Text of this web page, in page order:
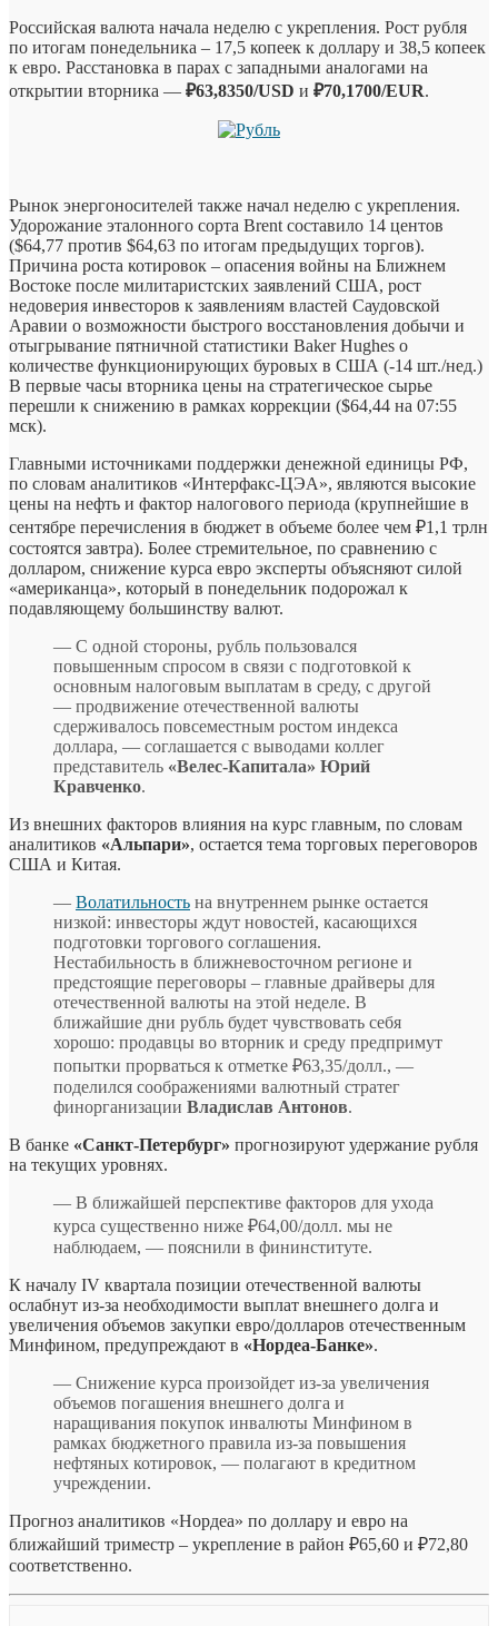
Российская валюта начала неделю с укрепления. Рост рубля
по итогам понедельника – 17,5 копеек к доллару и 38,5 копеек
к евро. Расстановка в парах с западными аналогами на
открытии вторника — ₽63,8350/USD и ₽70,1700/EUR.
Рынок энергоносителей также начал неделю с укрепления.
Удорожание эталонного сорта Brent составило 14 центов
($64,77 против $64,63 по итогам предыдущих торгов).
Причина роста котировок – опасения войны на Ближнем
Востоке после милитаристских заявлений США, рост
недоверия инвесторов к заявлениям властей Саудовской
Аравии о возможности быстрого восстановления добычи и
отыгрывание пятничной статистики Baker Hughes о
количестве функционирующих буровых в США (-14 шт./нед.)
В первые часы вторника цены на стратегическое сырье
перешли к снижению в рамках коррекции ($64,44 на 07:55
мск).
Главными источниками поддержки денежной единицы РФ,
по словам аналитиков «Интерфакс-ЦЭА», являются высокие
цены на нефть и фактор налогового периода (крупнейшие в
сентябре перечисления в бюджет в объеме более чем ₽1,1 трлн
состоятся завтра). Более стремительное, по сравнению с
долларом, снижение курса евро эксперты объясняют силой
«американца», который в понедельник подорожал к
подавляющему большинству валют.
— С одной стороны, рубль пользовался
повышенным спросом в связи с подготовкой к
основным налоговым выплатам в среду, с другой
— продвижение отечественной валюты
сдерживалось повсеместным ростом индекса
доллара, — соглашается с выводами коллег
представитель «Велес-Капитала» Юрий
Кравченко.
Из внешних факторов влияния на курс главным, по словам
аналитиков «Альпари», остается тема торговых переговоров
США и Китая.
— Волатильность на внутреннем рынке остается
низкой: инвесторы ждут новостей, касающихся
подготовки торгового соглашения.
Нестабильность в ближневосточном регионе и
предстоящие переговоры – главные драйверы для
отечественной валюты на этой неделе. В
ближайшие дни рубль будет чувствовать себя
хорошо: продавцы во вторник и среду предпримут
попытки прорваться к отметке ₽63,35/долл., —
поделился соображениями валютный стратег
финорганизации Владислав Антонов.
В банке «Санкт-Петербург» прогнозируют удержание рубля
на текущих уровнях.
— В ближайшей перспективе факторов для ухода
курса существенно ниже ₽64,00/долл. мы не
наблюдаем, — пояснили в фининституте.
К началу IV квартала позиции отечественной валюты
ослабнут из-за необходимости выплат внешнего долга и
увеличения объемов закупки евро/долларов отечественным
Минфином, предупреждают в «Нордеа-Банке».
— Снижение курса произойдет из-за увеличения
объемов погашения внешнего долга и
наращивания покупок инвалюты Минфином в
рамках бюджетного правила из-за повышения
нефтяных котировок, — полагают в кредитном
учреждении.
Прогноз аналитиков «Нордеа» по доллару и евро на
ближайший триместр – укрепление в район ₽65,60 и ₽72,80
соответственно.